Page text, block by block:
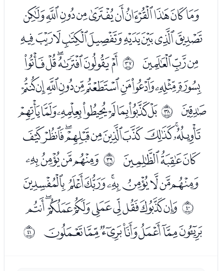
ﮚﮛﮜﮝﮞﮟﮠﮡﮢﮣ
ﮤﮥﮦﮧﮨﮩﮪﮫﮬ
ﮭﮮﮯ ﰤ ﮱﯓﯔﯕﯖﯗ
ﯘﯙﯚﯛﯜﯝﯞﯟﯠﯡ
ﯢ ﰥﯤﯥﯦﯧﯨﯩﯪﯫ
ﯬﯭﯮﯯﯰﯱﯲﯳﯴﯵ
ﯶﯷﯸ ﰦﯺﯻﯼﯽ
ﯾﯿﰀﰁﰂﰃﰄﰅﰆ
ﰧﰈﰉﰊﰋﰌﰍﰎﰏﰐ
ﰑﰒﰓﰔﰕﰖﰗ ﰨ